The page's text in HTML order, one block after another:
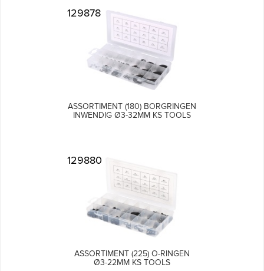
129878
ASSORTIMENT (180) BORGRINGEN
INWENDIG Ø3-32MM KS TOOLS
129880
ASSORTIMENT (225) O-RINGEN
Ø3-22MM KS TOOLS